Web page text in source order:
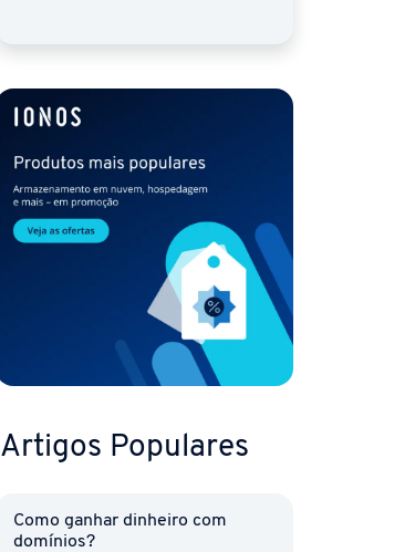
Artigos Populares
Como ganhar dinheiro com
domínios?